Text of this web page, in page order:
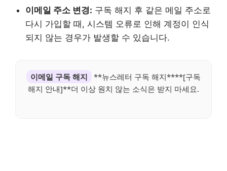
이메일 주소 변경: 구독 해지 후 같은 메일 주소로
다시 가입할 때, 시스템 오류로 인해 계정이 인식
되지 않는 경우가 발생할 수 있습니다.
이메일 구독 해지
**뉴스레터 구독 해지****[구독
해지 안내]**더 이상 원치 않는 소식은 받지 마세요.